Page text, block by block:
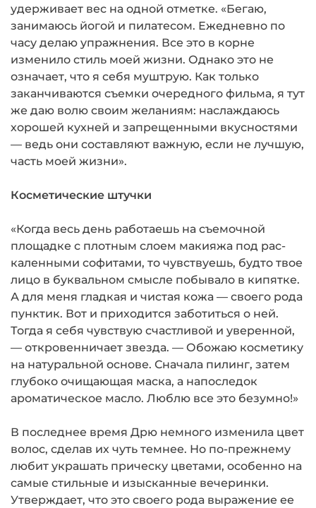
удерживает вес на од­ной отметке. «Бегаю,
занимаюсь йогой и пилатесом. Ежедневно по
часу делаю упражнения. Все это в корне
изменило стиль моей жизни. Однако это не
означает, что я себя муштрую. Как только
заканчиваются съемки очередного фильма, я тут
же даю волю своим желаниям: наслаждаюсь
хорошей кухней и запрещен­ными вкусностями
— ведь они составляют важную, если не лучшую,
часть моей жизни».
Косметические штучки
«Когда весь день работаешь на съемочной
площадке с плотным слоем макияжа под рас­
каленными софитами, то чувствуешь, будто твое
лицо в буквальном смысле побывало в кипятке.
А для меня гладкая и чистая кожа — своего рода
пунктик. Вот и приходится за­ботиться о ней.
Тогда я себя чувствую счастли­вой и уверенной,
— откровенничает звезда. — Обожаю косметику
на натуральной основе. Сначала пилинг, затем
глубоко очищающая маска, а напоследок
ароматическое масло. Люблю все это безумно!»
В последнее время Дрю немного изменила цвет
волос, сделав их чуть темнее. Но по-пре­жнему
любит украшать прическу цветами, особенно на
самые стильные и изысканные вечеринки.
Утверждает, что это своего рода выражение ее